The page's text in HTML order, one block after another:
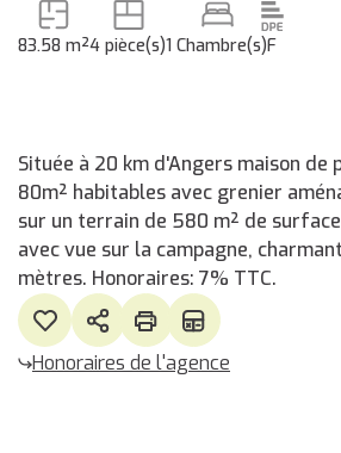
83.58 m²4 pièce(s)1 Chambre(s)F
Située à 20 km d'Angers maison de
80m² habitables avec grenier
sur un terrain de 580 m² de
avec vue sur la campagne,
mètres. Honoraires: 7% TTC.
Honoraires de l'agence